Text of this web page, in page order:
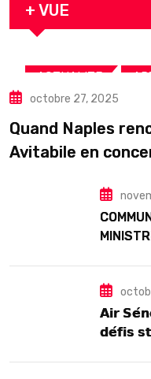
+ VUE
ACTUALITE
TOURISME
octobre 27, 2025
Quand Naples
Avitabile en
𝗔𝗶𝗿
𝗱𝗲́𝗳𝗶𝘀